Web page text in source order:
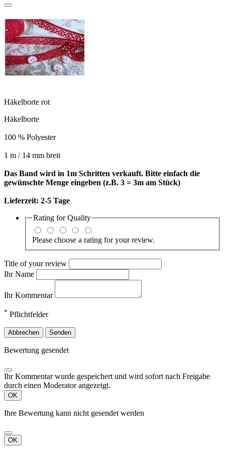
Häkelborte rot
Häkelborte
100 % Polyester
1 m / 14 mm breit
Das Band wird in 1m Schritten verkauft. Bitte einfach die
gewünschte Menge eingeben (z.B. 3 = 3m am Stück)
Lieferzeit: 2-5 Tage
Rating forQuality
Please choose a rating for your review.
Title of your review
Ihr Name
Ihr Kommentar
* Pflichtfelder
Abbrechen Senden
Bewertung gesendet
Ihr Kommentar wurde gespeichert und wird sofort nach Freigabe
durch einen Moderator angezeigt.
OK
Ihre Bewertung kann nicht gesendet werden
OK